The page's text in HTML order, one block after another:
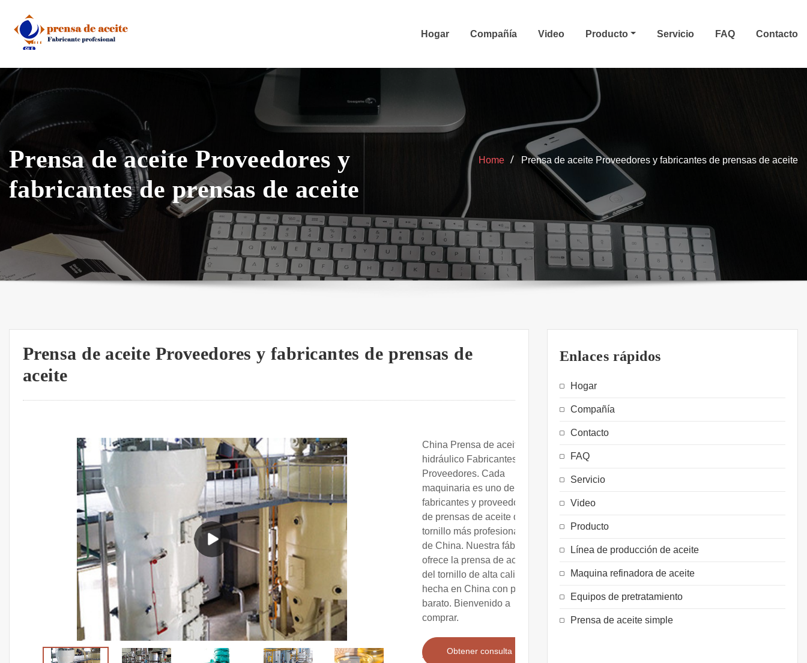
content
Hogar Compañía Video Producto Servicio FAQ Contacto
Prensa de aceite Proveedores y
fabricantes de prensas de aceite
Home Prensa de aceite Proveedores y fabricantes de prensas de aceite
Prensa de aceite Proveedores y fabricantes de prensas de
aceite
China Prensa de aceite
hidráulico Fabricantes,
Proveedores. Cada
maquinaria es uno de los
fabricantes y proveedores
de prensas de aceite de
tornillo más profesionales
de China. Nuestra fábrica
ofrece la prensa de aceite
del tornillo de alta calidad
hecha en China con precio
barato. Bienvenido a
comprar.
Obtener consulta
Enlaces rápidos
Hogar
Compañía
Contacto
FAQ
Servicio
Video
Producto
Línea de producción de aceite
Maquina refinadora de aceite
Equipos de pretratamiento
Prensa de aceite simple